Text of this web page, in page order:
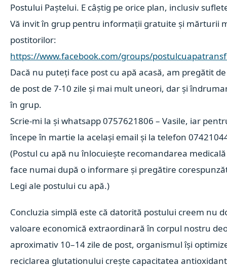
Postului Paștelui. E câștig pe orice plan, inclusiv
Vă invit în grup pentru informații gratuite și mărturii
postitorilor:
https://www.facebook.com/groups/
Dacă nu puteți face post cu apă acasă, am pregătit
de post de 7-10 zile și mai mult uneori, dar și
în grup.
Scrie-mi la și whatsapp 0757621806 – Vasile, iar
începe în martie la același email și la telefon
(Postul cu apă nu înlocuiește recomandarea
face numai după o informare și pregătire
Legi ale postului cu apă.)
Concluzia simplă este că datorită postului creem nu
valoare economică extraordinară în corpul nostru
aproximativ 10–14 zile de post, organismulîși
reciclarea glutationului crește capacitatea